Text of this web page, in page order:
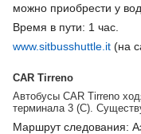
можно приобрести у
Время в пути: 1 час.
www.sitbusshuttle.it (на
CAR Tirreno
Автобусы CAR Tirreno
терминала 3 (С).
Маршрут следования: